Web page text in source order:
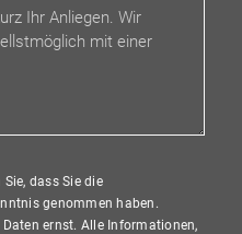
dass Sie die
genommen haben.
ernst. Alle Informationen,